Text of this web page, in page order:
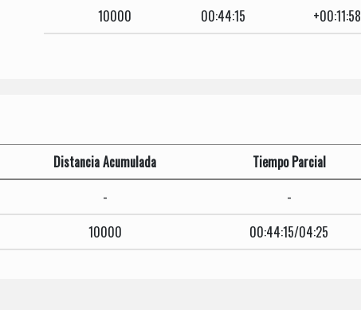
10000
00:44:15 +00:11:58
Distancia Acumulada Tiempo Parcial
- -
10000 00:44:15/04:25